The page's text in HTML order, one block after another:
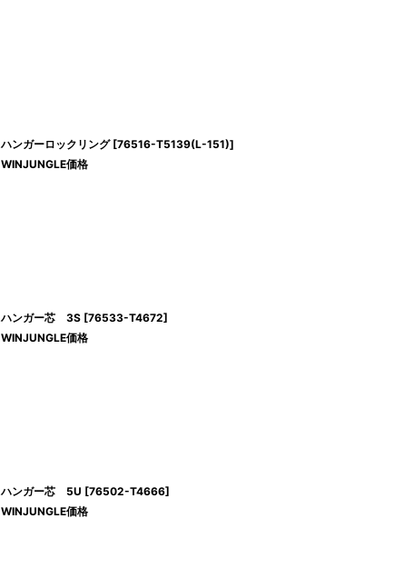
ハンガーロックリング [76516-T5139(L-151)]
WINJUNGLE価格
ハンガー芯 3S [76533-T4672]
WINJUNGLE価格
ハンガー芯 5U [76502-T4666]
WINJUNGLE価格